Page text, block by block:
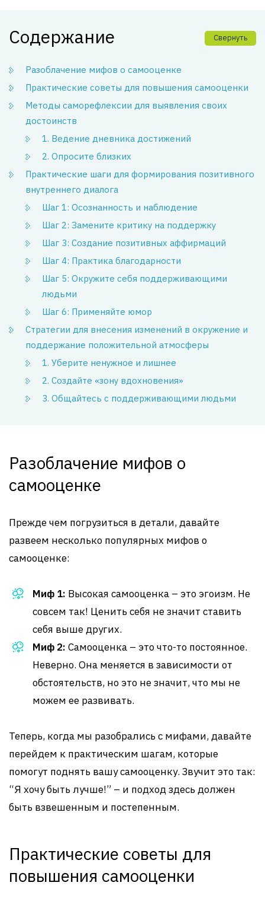
Содержание Свернуть
Разоблачение мифов о самооценке
Практические советы для повышения самооценки
Методы саморефлексии для выявления своих
достоинств
1. Ведение дневника достижений
2. Опросите близких
Практические шаги для формирования позитивного
внутреннего диалога
Шаг 1: Осознанность и наблюдение
Шаг 2: Замените критику на поддержку
Шаг 3: Создание позитивных аффирмаций
Шаг 4: Практика благодарности
Шаг 5: Окружите себя поддерживающими
людьми
Шаг 6: Применяйте юмор
Стратегии для внесения изменений в окружение и
поддержание положительной атмосферы
1. Уберите ненужное и лишнее
2. Создайте «зону вдохновения»
3. Общайтесь с поддерживающими людьми
Разоблачение мифов о
самооценке
Прежде чем погрузиться в детали, давайте
развеем несколько популярных мифов о
самооценке:
Миф 1: Высокая самооценка – это эгоизм. Не
совсем так! Ценить себя не значит ставить
себя выше других.
Миф 2: Самооценка – это что-то постоянное.
Неверно. Она меняется в зависимости от
обстоятельств, но это не значит, что мы не
можем ее развивать.
Теперь, когда мы разобрались с мифами, давайте
перейдем к практическим шагам, которые
помогут поднять вашу самооценку. Звучит это так:
“Я хочу быть лучше!” – и подход здесь должен
быть взвешенным и постепенным.
Практические советы для
повышения самооценки